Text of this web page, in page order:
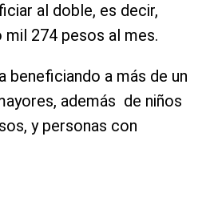
al doble, es decir,
274 pesos al mes.
beneficiando a más de un
además de niños
y personas con